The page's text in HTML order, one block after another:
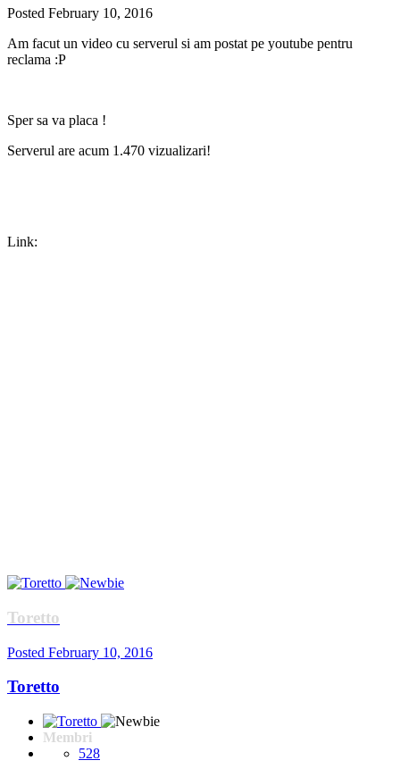
Posted February 10, 2016
Am facut un video cu serverul si am postat pe youtube pentru
reclama :P
Sper sa va placa !
Serverul are acum 1.470 vizualizari!
Link:
Toretto
Posted February 10, 2016
Toretto
Membri
528